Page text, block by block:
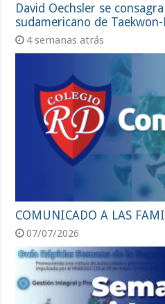
David Oechsler se
sudamericano de
4 semanas atrás
COMUNICADO A LAS
07/07/2026